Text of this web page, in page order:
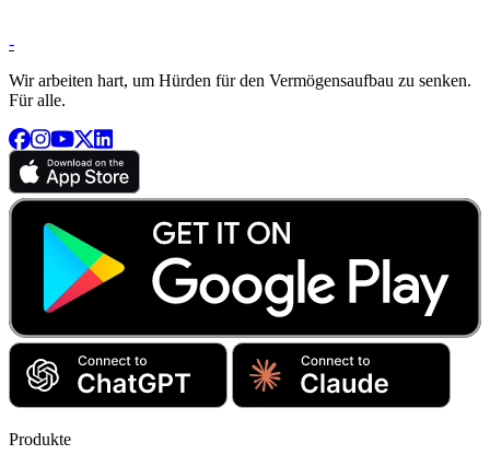
-
Wir arbeiten hart, um Hürden für den Vermögensaufbau zu senken.
Für alle.
Produkte